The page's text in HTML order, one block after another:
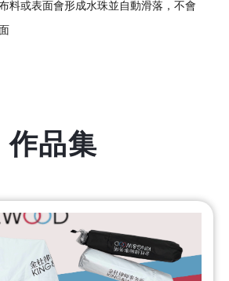
料或表面會形成水珠並自動滑落，不會
作品集